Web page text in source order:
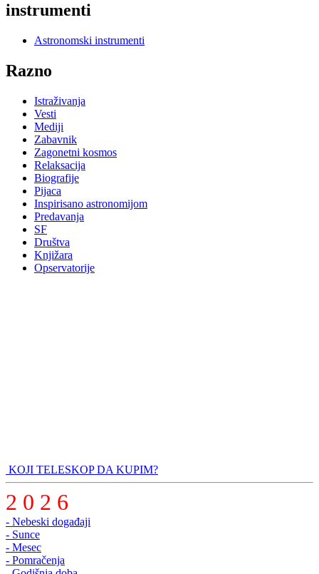
instrumenti
Astronomski instrumenti
Razno
Istraživanja
Vesti
Mediji
Zabavnik
Zagonetni kosmos
Relaksacija
Biografije
Pijaca
Inspirisano astronomijom
Predavanja
SF
Društva
Knjižara
Opservatorije
KOJI TELESKOP DA KUPIM?
2 0 2 6
- Nebeski događaji
- Sunce
- Mesec
- Pomračenja